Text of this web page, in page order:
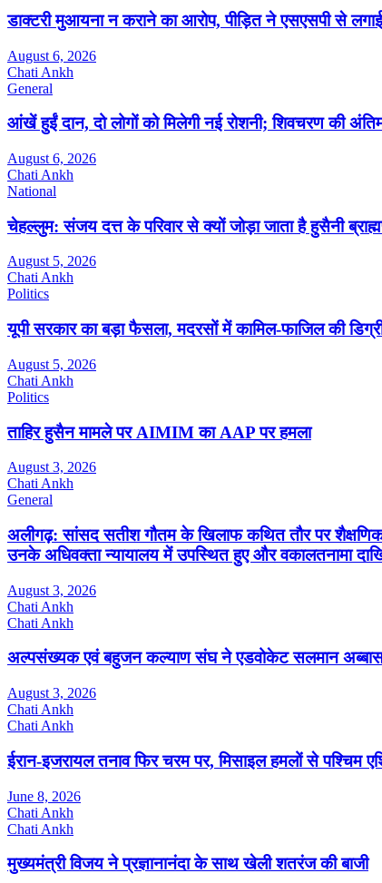
डाक्टरी मुआयना न कराने का आरोप, पीड़ित ने एसएसपी से लगाई
August 6, 2026
Chati Ankh
General
आंखें हुईं दान, दो लोगों को मिलेगी नई रोशनी; शिवचरण की
August 6, 2026
Chati Ankh
National
चेहल्लुम: संजय दत्त के परिवार से क्यों जोड़ा जाता है हुसैनी
August 5, 2026
Chati Ankh
Politics
यूपी सरकार का बड़ा फैसला, मदरसों में कामिल-फाजिल की
August 5, 2026
Chati Ankh
Politics
ताहिर हुसैन मामले पर AIMIM का AAP पर हमला
August 3, 2026
Chati Ankh
General
अलीगढ़: सांसद सतीश गौतम के खिलाफ कथित तौर पर
उनके अधिवक्ता न्यायालय में उपस्थित हुए और वकालतनामा
August 3, 2026
Chati Ankh
Chati Ankh
अल्पसंख्यक एवं बहुजन कल्याण संघ ने एडवोकेट सलमान अब्बास
August 3, 2026
Chati Ankh
Chati Ankh
ईरान-इजरायल तनाव फिर चरम पर, मिसाइल हमलों से पश्चिम
June 8, 2026
Chati Ankh
Chati Ankh
मुख्यमंत्री विजय ने प्रज्ञानानंदा के साथ खेली शतरंज की बाजी